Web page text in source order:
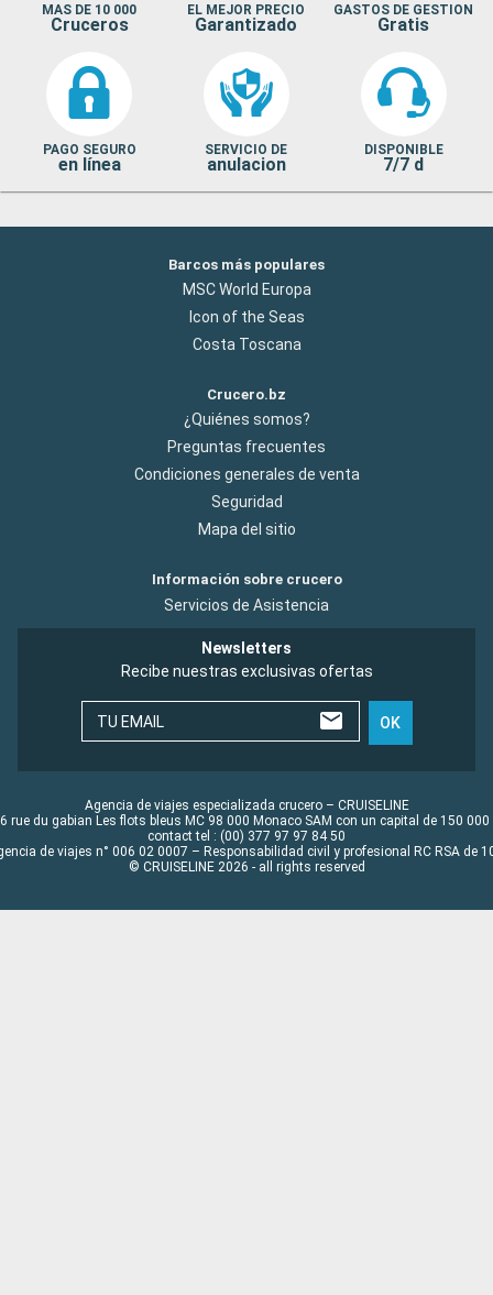
MAS DE 10 000
Cruceros
EL MEJOR PRECIO
Garantizado
GASTOS DE GESTION
Gratis
PAGO SEGURO
en línea
SERVICIO DE
anulacion
DISPONIBLE
7/7 d
Barcos más populares
MSC World Europa
Icon of the Seas
Costa Toscana
Crucero.bz
¿Quiénes somos?
Preguntas frecuentes
Condiciones generales de venta
Seguridad
Mapa del sitio
Información sobre crucero
Servicios de Asistencia
Newsletters
Recibe nuestras exclusivas ofertas
TU EMAIL OK
Agencia de viajes especializada crucero – CRUISELINE
rue du gabian Les flots bleus MC 98 000 Monaco SAM con un capital de 150 000
contact tel : (00) 377 97 97 84 50
de viajes n° 006 02 0007 – Responsabilidad civil y profesional RC RSA de
© CRUISELINE 2026 - all rights reserved